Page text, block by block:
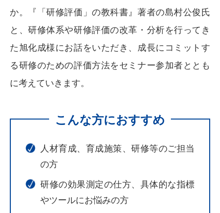
か。『「研修評価」の教科書』著者の島村公俊氏
と、研修体系や研修評価の改革・分析を行ってき
た旭化成様にお話をいただき、成長にコミットす
る研修のための評価方法をセミナー参加者ととも
に考えていきます。
こんな方におすすめ
人材育成、育成施策、研修等のご担当
の方
研修の効果測定の仕方、具体的な指標
やツールにお悩みの方